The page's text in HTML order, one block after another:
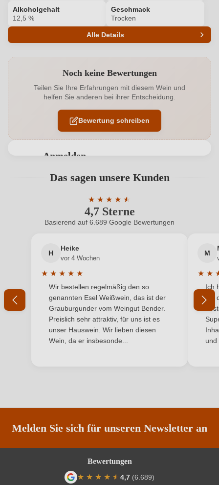
Alkoholgehalt
12,5 %
Geschmack
Trocken
Alle Details
Alkoholgehalt in % 12,5 %
Allergene Enthält Sulfite
Geographische Angabe Alsace AOP
7, 68250 Westhalten, Frankreich
Passt zu Antipasti, Fisch, Meeresfrüchte
Qualität AOP
Pinot Blanc
Noch keine Bewertungen
Teilen Sie Ihre Erfahrungen mit diesem Wein und
helfen Sie anderen bei ihrer Entscheidung.
Bewertung schreiben
Anmelden
Benutzern abgegeben werden. Bitte loggen Sie sich
Neuer Kunde? Neuer Kunde?
Ihre E-Mail-Adresse
Ihr Passwort
Ich habe mein Passwort vergessen
Das sagen unsere Kunden
4,7 Sterne
★ ★ ★ ★ ★
★
Durchschnittliche Bewertung von 4.7
Basierend auf 6.689 Google Bewertungen
H
Heike
vor 4 Wochen
★ ★ ★ ★ ★
Durchschnittliche Bewertung von 5 von 5 Sternen
Wir bestellen regelmäßig den so
genannten Esel Weißwein, das ist der
Grauburgunder vom Weingut Bender.
Preislich sehr attraktiv, für uns ist es
unser Hauswein. Wir lieben diesen
Wein, da er insbesonde...
M
★ ★
Ich
mit
und
Melden Sie sich für unseren Newsletter an
Bewertungen
★ ★ ★ ★ ★
★ 4,7 (6.689)